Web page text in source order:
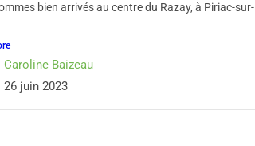
bien arrivés au centre du Razay, à Piriac-sur-
Caroline Baizeau
26 juin 2023